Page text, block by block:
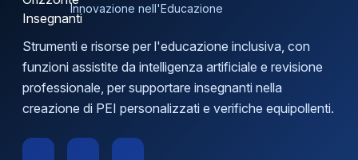
Innovazione nell'Educazione
Strumenti e risorse per l'educazione inclusiva, con
funzioni assistite da intelligenza artificiale e revisione
professionale, per supportare insegnanti nella
creazione di PEI personalizzati e verifiche equipollenti.